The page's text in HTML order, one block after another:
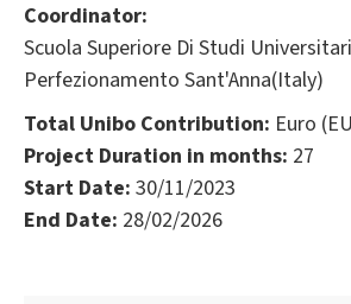
Coordinator:
Scuola Superiore Di Studi
Perfezionamento Sant'Anna(Italy)
Total Unibo Contribution: Euro
Project Duration in months: 27
Start Date: 30/11/2023
End Date: 28/02/2026